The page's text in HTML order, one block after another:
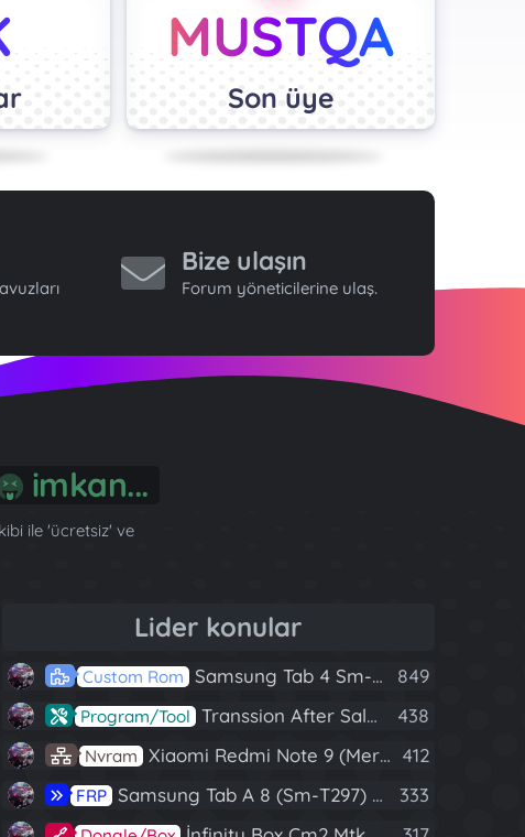
MUSTQA
Son üye
Bize ulaşın
Forum yöneticilerine ulaş.
ile 'ücretsiz' ve
Lider konular
Custom Rom Samsung Tab 4 Sm-T230 Android 7.1 Stabil Eba Destekli Yazılım 849
Program/Tool Transsion After Sales Tool V1.5.1 Full (Tüm Mtk Işlemcili Cihazları Meta Moda Alma) 438
Nvram Xiaomi Redmi Note 9 (Merlin) Nvram Yedeği Fix Nv By Dft Pro 412
FRP Samsung Tab A 8 (Sm-T297) U4 Frp Reset 333